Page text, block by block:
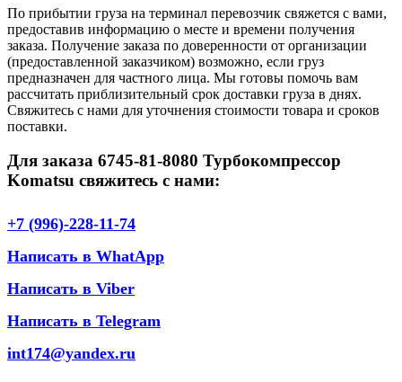
По прибытии груза на терминал перевозчик свяжется с вами,
предоставив информацию о месте и времени получения
заказа. Получение заказа по доверенности от организации
(предоставленной заказчиком) возможно, если груз
предназначен для частного лица. Мы готовы помочь вам
рассчитать приблизительный срок доставки груза в днях.
Свяжитесь с нами для уточнения стоимости товара и сроков
поставки.
Для заказа 6745-81-8080 Турбокомпрессор
Komatsu свяжитесь с нами:
+7 (996)-228-11-74
Написать в WhatApp
Написать в Viber
Написать в Telegram
int174@yandex.ru